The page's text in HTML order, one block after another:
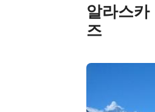
알라스
즈